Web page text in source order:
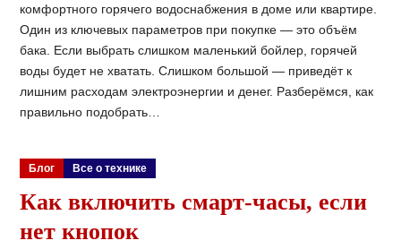
комфортного горячего водоснабжения в доме или квартире.
Один из ключевых параметров при покупке — это объём
бака. Если выбрать слишком маленький бойлер, горячей
воды будет не хватать. Слишком большой — приведёт к
лишним расходам электроэнергии и денег. Разберёмся, как
правильно подобрать…
Блог Все о технике
Как включить смарт-часы, если
нет кнопок